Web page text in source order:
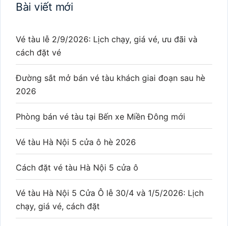
Bài viết mới
Vé tàu lễ 2/9/2026: Lịch chạy, giá vé, ưu đãi và
cách đặt vé
Đường sắt mở bán vé tàu khách giai đoạn sau hè
2026
Phòng bán vé tàu tại Bến xe Miền Đông mới
Vé tàu Hà Nội 5 cửa ô hè 2026
Cách đặt vé tàu Hà Nội 5 cửa ô
Vé tàu Hà Nội 5 Cửa Ô lễ 30/4 và 1/5/2026: Lịch
chạy, giá vé, cách đặt